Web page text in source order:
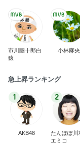
市川團十郎白
猿
小林麻央
急上昇ランキング
1
AKB48
2
たんぽぽ川
エミコ